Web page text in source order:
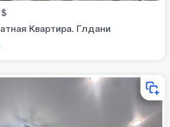
$
Квартира. Глдани